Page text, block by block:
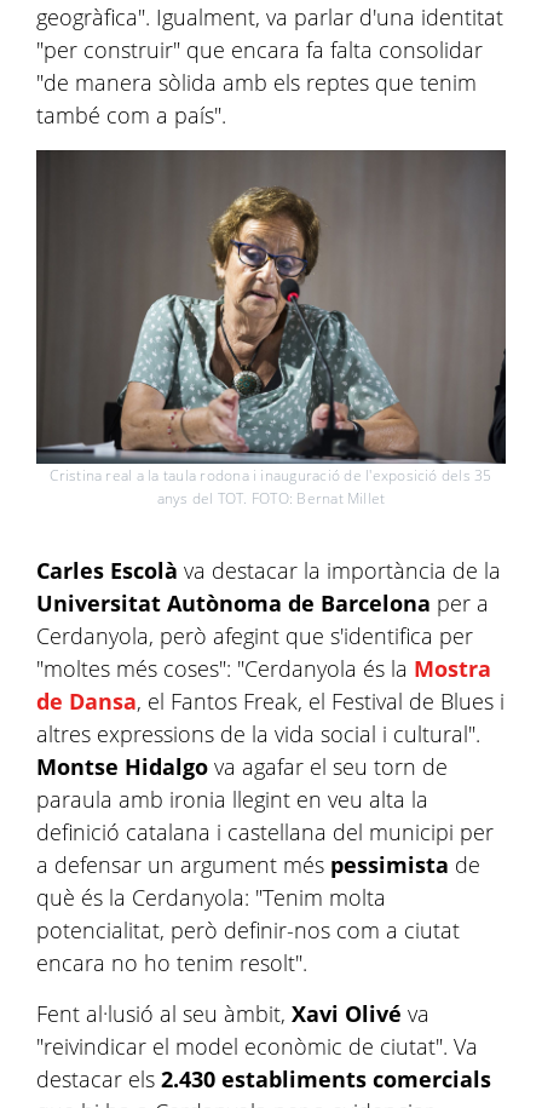
geogràfica". Igualment, va parlar d'una identitat
"per construir" que encara fa falta consolidar
"de manera sòlida amb els reptes que tenim
també com a país".
Cristina real a la taula rodona i inauguració de l'exposició dels 35
anys del TOT. FOTO: Bernat Millet
Carles Escolà va destacar la importància de la
Universitat Autònoma de Barcelona per a
Cerdanyola, però afegint que s'identifica per
"moltes més coses": "Cerdanyola és la Mostra
de Dansa, el Fantos Freak, el Festival de Blues i
altres expressions de la vida social i cultural".
Montse Hidalgo va agafar el seu torn de
paraula amb ironia llegint en veu alta la
definició catalana i castellana del municipi per
a defensar un argument més pessimista de
què és la Cerdanyola: "Tenim molta
potencialitat, però definir-nos com a ciutat
encara no ho tenim resolt".
Fent al·lusió al seu àmbit, Xavi Olivé va
"reivindicar el model econòmic de ciutat". Va
destacar els 2.430 establiments comercials